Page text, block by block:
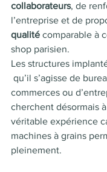
collaborateurs, de
l’entreprise et de
qualité comparable à
shop parisien.
Les structures
qu’il s’agisse de
commerces ou
cherchent désormais
véritable expérience
machines à grains
pleinement.